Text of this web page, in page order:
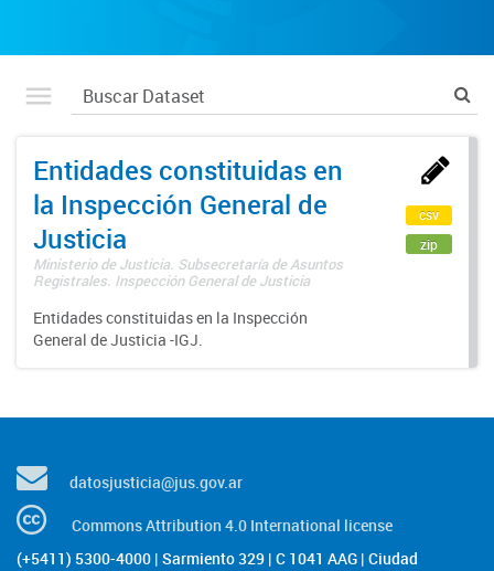
Entidades constituidas en
la Inspección General de
Justicia
Ministerio de Justicia. Subsecretaría de Asuntos
Registrales. Inspección General de Justicia
Entidades constituidas en la Inspección
General de Justicia -IGJ.
csv
zip
datosjusticia@jus.gov.ar
Commons Attribution 4.0 International license
(+5411) 5300-4000 | Sarmiento 329 | C 1041 AAG | Ciudad